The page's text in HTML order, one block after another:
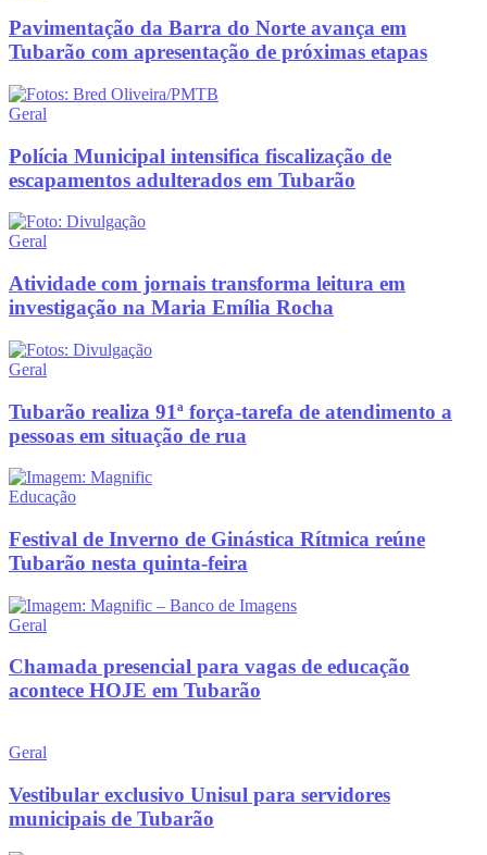
Pavimentação da Barra do Norte avança em
Tubarão com apresentação de próximas etapas
Geral
Polícia Municipal intensifica fiscalização de
escapamentos adulterados em Tubarão
Geral
Atividade com jornais transforma leitura em
investigação na Maria Emília Rocha
Geral
Tubarão realiza 91ª força-tarefa de atendimento a
pessoas em situação de rua
Educação
Festival de Inverno de Ginástica Rítmica reúne
Tubarão nesta quinta-feira
Geral
Chamada presencial para vagas de educação
acontece HOJE em Tubarão
Geral
Vestibular exclusivo Unisul para servidores
municipais de Tubarão